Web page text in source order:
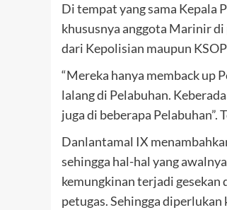
Di tempat yang sama Kepala
khususnya anggota Marinir
dari Kepolisian maupun
“Mereka hanya memback up
lalang di Pelabuhan.
juga di beberapa Pelabuhan”.
Danlantamal IX
sehingga hal-hal yang
kemungkinan terjadi gesekan
petugas. Sehingga